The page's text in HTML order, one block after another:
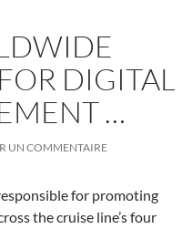
DIGITAL
…
UN COMMENTAIRE
for promoting
the cruise line’s four